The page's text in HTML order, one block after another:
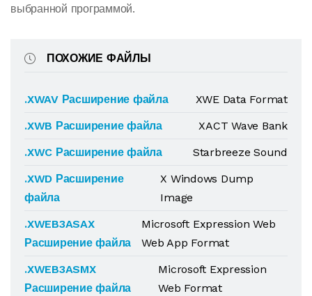
выбранной программой.
ПОХОЖИЕ ФАЙЛЫ
.XWAV Расширение файла
XWE Data Format
.XWB Расширение файла
XACT Wave Bank
.XWC Расширение файла
Starbreeze Sound
.XWD Расширение
файла
X Windows Dump
Image
.XWEB3ASAX
Расширение файла
Microsoft Expression Web
Web App Format
.XWEB3ASMX
Расширение файла
Microsoft Expression
Web Format